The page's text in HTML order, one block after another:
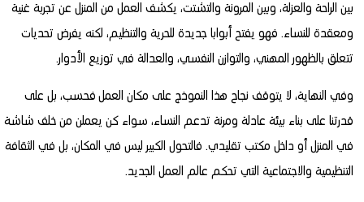
بين الراحة والعزلة، وبين المرونة والتشتت، يكشف العمل من المنزل عن تجربة غنية
ومعقدة للنساء. فهو يفتح أبوابا جديدة للحرية والتنظيم، لكنه يفرض تحديات
تتعلق بالظهور المهني، والتوازن النفسي، والعدالة في توزيع الأدوار.
وفي النهاية، لا يتوقف نجاح هذا النموذج على مكان العمل فحسب، بل على
قدرتنا على بناء بيئة عادلة ومرنة تدعم النساء، سواء كن يعملن من خلف شاشة
في المنزل أو داخل مكتب تقليدي. فالتحول الكبير ليس في المكان، بل في الثقافة
التنظيمية والاجتماعية التي تحكم عالم العمل الجديد.